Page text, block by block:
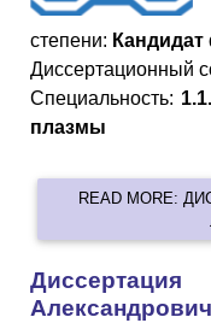
степени: Кандидат
Диссертационный
Специальность:
плазмы
READ MORE: